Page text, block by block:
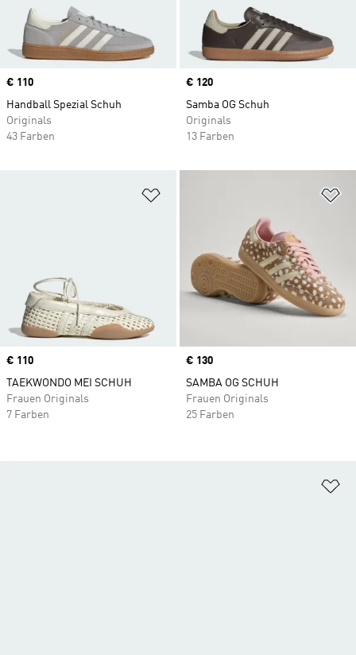
Price
€ 110
Handball Spezial Schuh
Originals
43 Farben
Price
€ 120
Samba OG Schuh
Originals
13 Farben
Zur Wunschliste hinzufügen
Price
€ 110
TAEKWONDO MEI SCHUH
Frauen Originals
7 Farben
Price
€ 130
SAMBA OG SCHUH
Frauen Originals
25 Farben